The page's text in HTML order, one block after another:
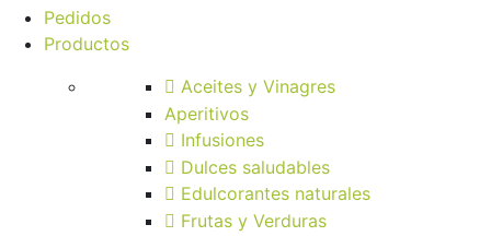
Pedidos
Productos
Aceites y Vinagres
Aperitivos
Infusiones
Dulces saludables
Edulcorantes naturales
Frutas y Verduras